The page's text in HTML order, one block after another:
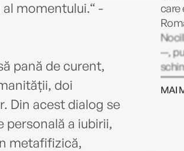
momentului.“ -
pană de curent,
doi
Din acest dialog se
a iubirii,
metafifizică,
care
—,
MAI